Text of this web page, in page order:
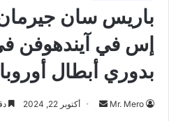
باريس سان
إس في آيندهوفن
بدوري أبطال أوروبا
Mr. Mero
أرسل أكتوبر 22, 2024